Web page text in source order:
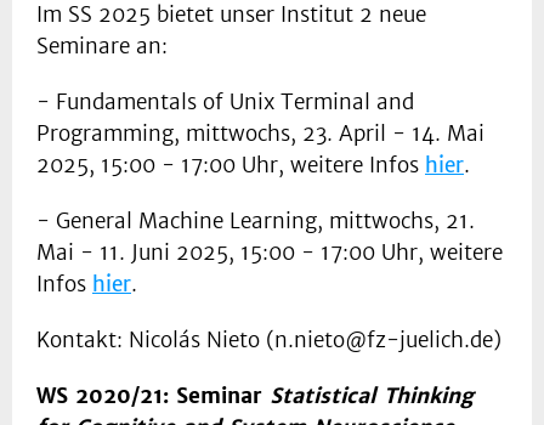
Im SS 2025 bietet unser Institut 2 neue
Seminare an:
- Fundamentals of Unix Terminal and
Programming, mittwochs, 23. April - 14. Mai
2025, 15:00 - 17:00 Uhr, weitere Infos hier.
- General Machine Learning, mittwochs, 21.
Mai - 11. Juni 2025, 15:00 - 17:00 Uhr, weitere
Infos hier.
Kontakt: Nicolás Nieto (n.nieto@fz-juelich.de)
WS 2020/21: Seminar Statistical Thinking